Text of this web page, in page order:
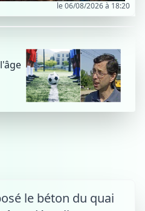
le 06/08/2026 à 18:20
le béton du quai